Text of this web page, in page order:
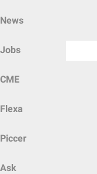
News
Jobs
CME
Flexa
Piccer
Ask